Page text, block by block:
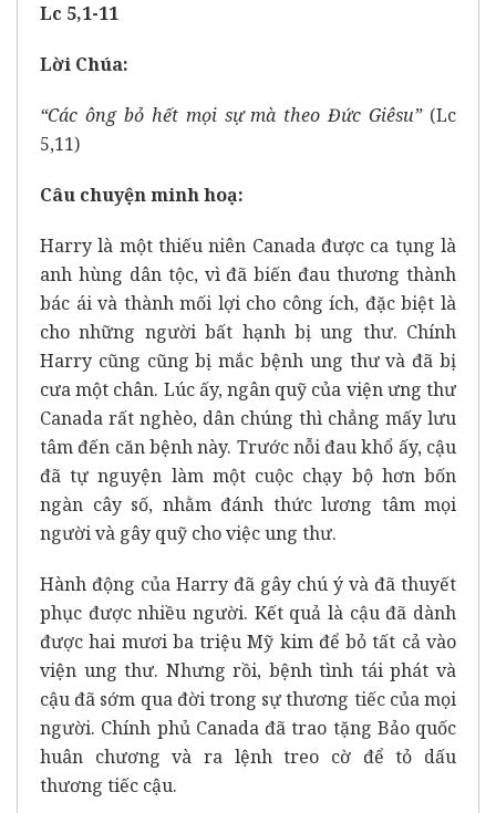
Lc 5,1-11
Lời Chúa:
“Các ông bỏ hết mọi sự mà theo Đức Giêsu”(Lc
5,11)
Câu chuyện minh hoạ:
Harry là một thiếu niên Canada được ca tụng là
anh hùng dân tộc, vì đã biến đau thương thành
bác ái và thành mối lợi cho công ích, đặc biệt là
cho những người bất hạnh bị ung thư. Chính
Harry cũng cũng bị mắc bệnh ung thư và đã bị
cưa một chân. Lúc ấy, ngân quỹ của viện ưng thư
Canada rất nghèo, dân chúng thì chẳng mấy lưu
tâm đến căn bệnh này. Trước nỗi đau khổ ấy, cậu
đã tự nguyện làm một cuộc chạy bộ hơn bốn
ngàn cây số, nhằm đánh thức lương tâm mọi
người và gây quỹ cho việc ung thư.
Hành động của Harry đã gây chú ý và đã thuyết
phục được nhiều người. Kết quả là cậu đã dành
được hai mươi ba triệu Mỹ kim để bỏ tất cả vào
viện ung thư. Nhưng rồi, bệnh tình tái phát và
cậu đã sớm qua đời trong sự thương tiếc của mọi
người. Chính phủ Canada đã trao tặng Bảo quốc
huân chương và ra lệnh treo cờ để tỏ dấu
thương tiếc cậu.